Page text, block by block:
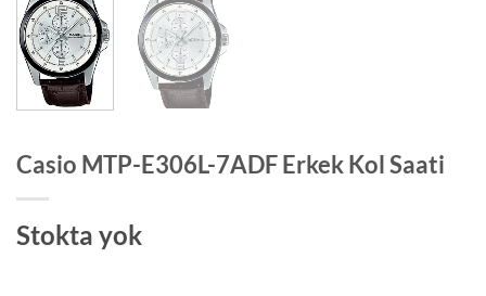
Casio MTP-E306L-7ADF Erkek Kol Saati
Stokta yok